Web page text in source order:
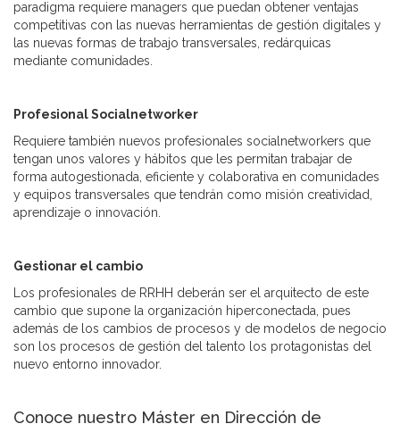
paradigma requiere managers que puedan obtener ventajas
competitivas con las nuevas herramientas de gestión digitales y
las nuevas formas de trabajo transversales, redárquicas
mediante comunidades.
Profesional Socialnetworker
Requiere también nuevos profesionales socialnetworkers que
tengan unos valores y hábitos que les permitan trabajar de
forma autogestionada, eficiente y colaborativa en comunidades
y equipos transversales que tendrán como misión creatividad,
aprendizaje o innovación.
Gestionar el cambio
Los profesionales de RRHH deberán ser el arquitecto de este
cambio que supone la organización hiperconectada, pues
además de los cambios de procesos y de modelos de negocio
son los procesos de gestión del talento los protagonistas del
nuevo entorno innovador.
Conoce nuestro Máster en Dirección de